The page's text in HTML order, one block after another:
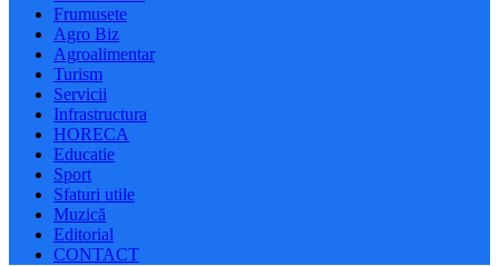
Frumusete
Agro Biz
Agroalimentar
Turism
Servicii
Infrastructura
HORECA
Educatie
Sport
Sfaturi utile
Muzică
Editorial
CONTACT